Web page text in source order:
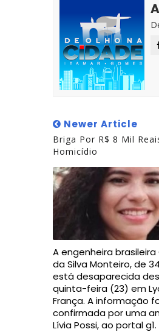
Newer Article
Briga Por R$ 8 Mil
Homicídio
A engenheira brasileira
da Silva Monteiro, de
está desaparecida
quinta-feira (23) em
França. A informação
confirmada por uma
Lívia Possi, ao portal g1.